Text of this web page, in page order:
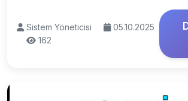
Sistem Yöneticisi
05.10.2025
162